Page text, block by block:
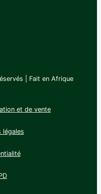
| Fait en Afrique
et de vente
légales